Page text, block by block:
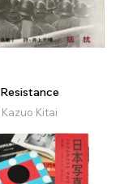
Resistance
Kazuo Kitai